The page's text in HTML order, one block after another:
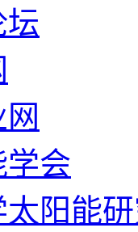
学会
阳能